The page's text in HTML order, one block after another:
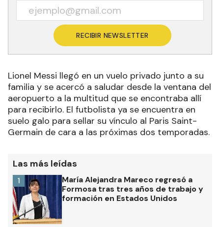
RECIBIR NEWSLETTER
Lionel Messi llegó en un vuelo privado junto a su
familia y se acercó a saludar desde la ventana del
aeropuerto a la multitud que se encontraba allí
para recibirlo. El futbolista ya se encuentra en
suelo galo para sellar su vínculo al Paris Saint-
Germain de cara a las próximas dos temporadas.
Las más leídas
María Alejandra Mareco regresó a
Formosa tras tres años de trabajo y
formación en Estados Unidos
1